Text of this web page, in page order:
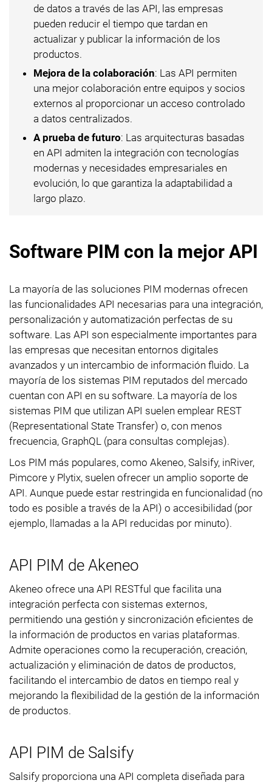
de datos a través de las API, las empresas
pueden reducir el tiempo que tardan en
actualizar y publicar la información de los
productos.
Mejora de la colaboración: Las API permiten
una mejor colaboración entre equipos y socios
externos al proporcionar un acceso controlado
a datos centralizados.
A prueba de futuro: Las arquitecturas basadas
en API admiten la integración con tecnologías
modernas y necesidades empresariales en
evolución, lo que garantiza la adaptabilidad a
largo plazo.
Software PIM con la mejor API
La mayoría de las soluciones PIM modernas ofrecen
las funcionalidades API necesarias para una integración,
personalización y automatización perfectas de su
software. Las API son especialmente importantes para
las empresas que necesitan entornos digitales
avanzados y un intercambio de información fluido. La
mayoría de los sistemas PIM reputados del mercado
cuentan con API en su software. La mayoría de los
sistemas PIM que utilizan API suelen emplear REST
(Representational State Transfer) o, con menos
frecuencia, GraphQL (para consultas complejas).
Los PIM más populares, como Akeneo, Salsify, inRiver,
Pimcore y Plytix, suelen ofrecer un amplio soporte de
API. Aunque puede estar restringida en funcionalidad (no
todo es posible a través de la API) o accesibilidad (por
ejemplo, llamadas a la API reducidas por minuto).
API PIM de Akeneo
Akeneo ofrece una API RESTful que facilita una
integración perfecta con sistemas externos,
permitiendo una gestión y sincronización eficientes de
la información de productos en varias plataformas.
Admite operaciones como la recuperación, creación,
actualización y eliminación de datos de productos,
facilitando el intercambio de datos en tiempo real y
mejorando la flexibilidad de la gestión de la información
de productos.
API PIM de Salsify
Salsify proporciona una API completa diseñada para